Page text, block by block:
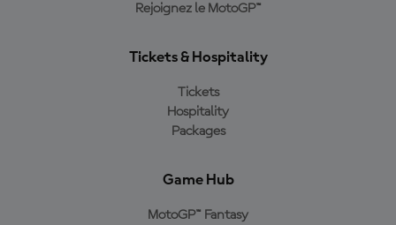
Rejoignez le MotoGP™
Tickets & Hospitality
Tickets
Hospitality
Packages
Game Hub
MotoGP™ Fantasy